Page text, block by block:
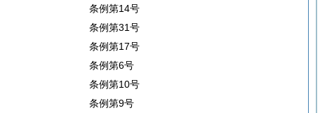
条例第14号
条例第31号
条例第17号
条例第6号
条例第10号
条例第9号